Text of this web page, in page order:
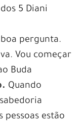
5 Diani
boa pergunta.
Vou começar
Buda
Quando
pessoas estão